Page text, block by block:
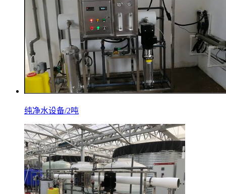
纯净水设备/2吨